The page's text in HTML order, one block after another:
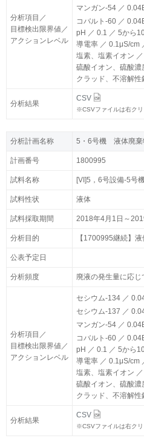
分析項目／
目標検出限界値／
アクションレベル
マンガン-54 ／
コバルト-60 ／
pH ／ 0.1 ／ 5から
導電率 ／ 0.1μS/cm
塩素、塩素イオン
硫酸イオン、硫酸
クラッド、不溶解
分析結果
CSV
※CSVファイルは右ク
分析項目／
目標検出限界値／
アクションレベル
マンガン-54 ／
コバルト-60 ／
pH ／ 0.1 ／ 5から
導電率 ／ 0.1μS/cm
塩素、塩素イオン
硫酸イオン、硫酸
クラッド、不溶解
分析結果
CSV
※CSVファイルは右ク
分析計画名称 5・6号機 液体廃棄
計画番号 1800995
試料名称 [VI]5，6号設備-5号
試料性状 液体
試料採取期間 2018年4月1日～
分析目的 【1700995継続】
公表予定日
分析頻度 廃液の発生量に応じ
分析項目／
目標検出限界値／
アクションレベル
セシウム-134 ／
セシウム-137 ／
マンガン-54 ／
コバルト-60 ／
pH ／ 0.1 ／ 5から
導電率 ／ 0.1μS/cm
塩素、塩素イオン
硫酸イオン、硫酸
クラッド、不溶解
分析結果
CSV
※CSVファイルは右ク
分析計画名称 5・6号機 液体廃棄
計画番号 1800995
試料名称 [VI]5，6号設備-5号
試料性状 液体
試料採取期間 2018年4月1日～
分析目的 【1700995継続】
公表予定日
分析頻度 廃液の発生量に応じ
分析項目／
目標検出限界値／
アクションレベル
セシウム-134 ／
セシウム-137 ／
マンガン-54 ／
コバルト-60 ／
pH ／ 0.1 ／ 5から
導電率 ／ 0.1μS/cm
塩素、塩素イオン
硫酸イオン、硫酸
クラッド、不溶解
分析結果
CSV
※CSVファイルは右ク